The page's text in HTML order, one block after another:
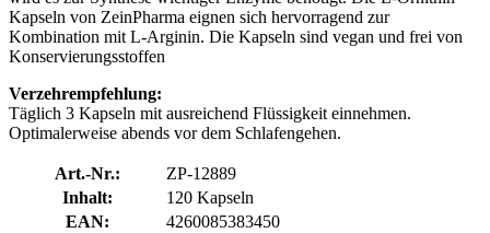
Kapseln von ZeinPharma eignen sich hervorragend zur
Kombination mit L-Arginin. Die Kapseln sind vegan und frei von
Konservierungsstoffen
Verzehrempfehlung:
Täglich 3 Kapseln mit ausreichend Flüssigkeit einnehmen.
Optimalerweise abends vor dem Schlafengehen.
Art.-Nr.:
ZP-12889
Inhalt:
120 Kapseln
EAN:
4260085383450